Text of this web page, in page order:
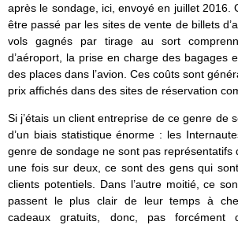
après le sondage, ici, envoyé en juillet 2016.
être passé par les sites de vente de billets
vols gagnés par tirage au sort
d’aéroport, la prise en charge des bagages
des places dans l’avion. Ces coûts sont
prix affichés dans des sites de réservation
Si j’étais un client entreprise de ce genre de
d’un biais statistique énorme : les
genre de sondage ne sont pas représentatifs
une fois sur deux, ce sont des gens qui
clients potentiels. Dans l’autre moitié, ce
passent le plus clair de leur temps à
cadeaux gratuits, donc, pas forcément